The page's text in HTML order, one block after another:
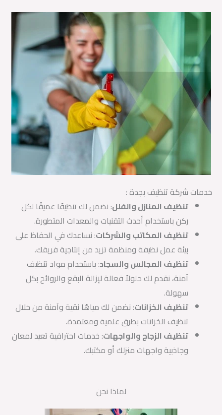
خدمات شركة تنظيف بجدة :
تنظيف المنازل والفلل: نضمن لك تنظيفًا عميقًا لكل
ركن باستخدام أحدث التقنيات والمعدات المتطورة.
تنظيف المكاتب والشركات: نساعدك في الحفاظ على
بيئة عمل نظيفة ومنظمة تزيد من إنتاجية فريقك.
تنظيف المجالس والسجاد: باستخدام مواد تنظيف
آمنة، نقدم لك حلولاً فعالة لإزالة البقع والروائح بكل
سهولة.
تنظيف الخزانات: نضمن لك مياهًا نقية وآمنة من خلال
تنظيف الخزانات بطرق علمية ومعتمدة.
تنظيف الزجاج والواجهات: خدمات احترافية تعيد لمعان
وجاذبية واجهات منزلك أو مكتبك.
لماذا نحن